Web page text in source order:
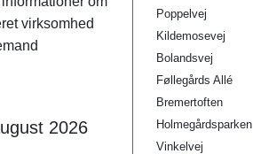
virksomhed
2026
Poppelvej
Kildemosevej
Bolandsvej
Føllegårds Allé
Bremertoften
Holmegårdsparken
Vinkelvej